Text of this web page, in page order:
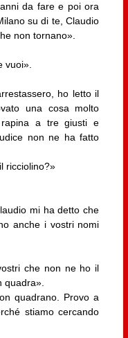
da fare e poi ora
su di te, Claudio
non tornano».
vuoi».
ho letto il
una cosa molto
a tre giusti e
non ne ha fatto
ricciolino?»
mi ha detto che
anche i vostri nomi
che non ne ho il
quadra».
quadrano. Provo a
stiamo cercando